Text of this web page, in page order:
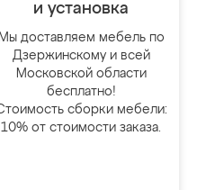
и установка
Мы доставляем мебель по
Дзержинскому и всей
Московской области
бесплатно!
сборки мебели:
10% от стоимости заказа.